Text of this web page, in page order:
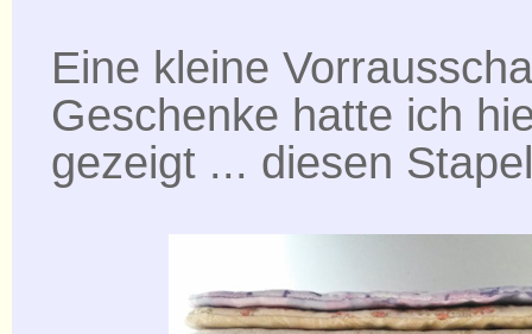
Eine kleine
Geschenke hatte ich
gezeigt ... diesen